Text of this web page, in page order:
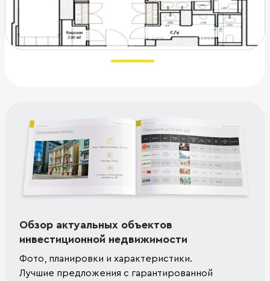
Обзор актуальных объектов
инвестиционной недвижимости
Фото, планировки и характеристики.
Лучшие предложения с гарантированной